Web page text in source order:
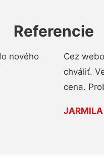
Referencie
nového
Cez
chváliť.
cena.
JARMILA